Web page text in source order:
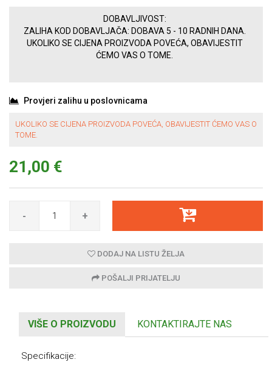
DOBAVLJIVOST:
ZALIHA KOD DOBAVLJAČA: DOBAVA 5 - 10 RADNIH DANA.
UKOLIKO SE CIJENA PROIZVODA POVEĆA, OBAVIJESTIT
ĆEMO VAS O TOME.
Provjeri zalihu u poslovnicama
UKOLIKO SE CIJENA PROIZVODA POVEĆA, OBAVIJESTIT ĆEMO VAS O
TOME.
21,00 €
- +
DODAJ NA LISTU ŽELJA
POŠALJI PRIJATELJU
VIŠE O PROIZVODU KONTAKTIRAJTE NAS
Specifikacije: